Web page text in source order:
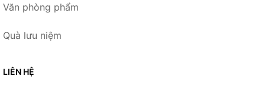
Văn phòng phẩm
Quà lưu niệm
LIÊN HỆ